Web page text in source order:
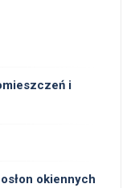
i
okiennych